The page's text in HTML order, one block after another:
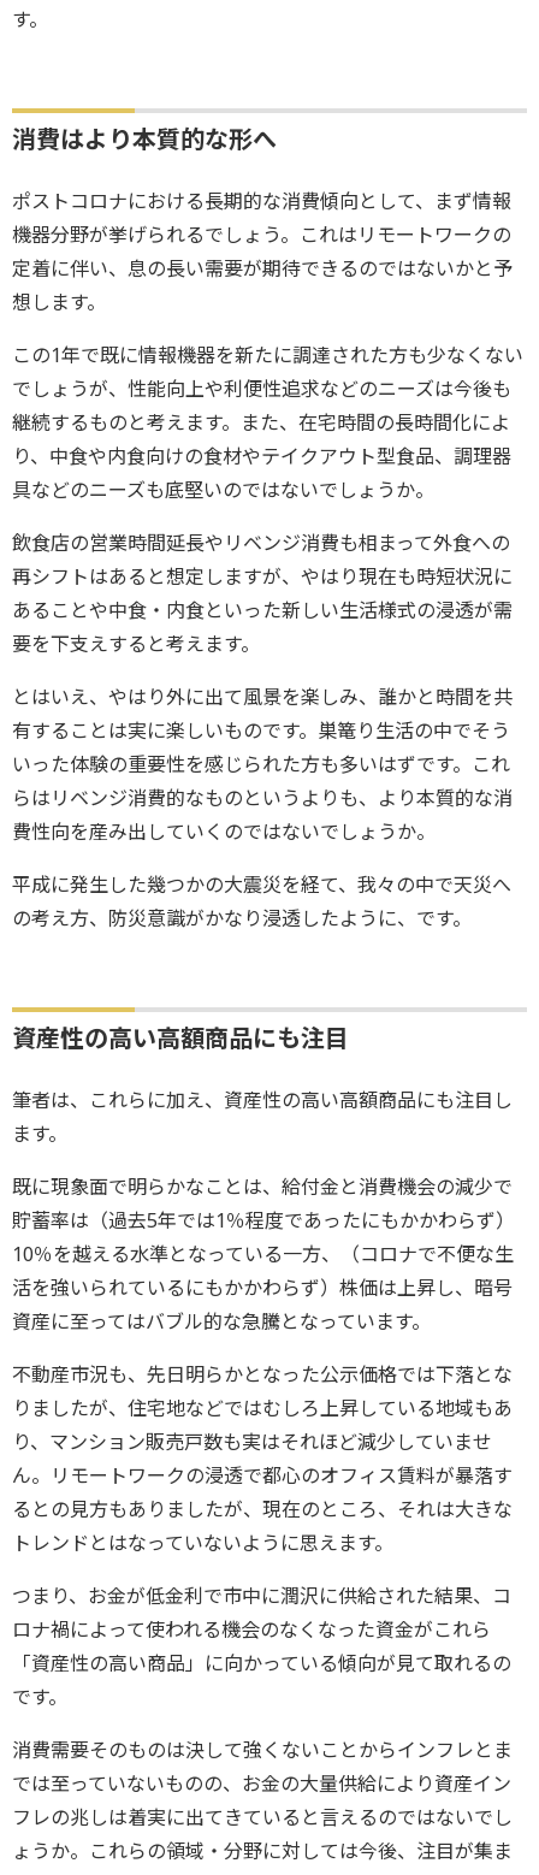
す。
消費はより本質的な形へ
ポストコロナにおける長期的な消費傾向として、まず情報
機器分野が挙げられるでしょう。これはリモートワークの
定着に伴い、息の長い需要が期待できるのではないかと予
想します。
この1年で既に情報機器を新たに調達された方も少なくない
でしょうが、性能向上や利便性追求などのニーズは今後も
継続するものと考えます。また、在宅時間の長時間化によ
り、中食や内食向けの食材やテイクアウト型食品、調理器
具などのニーズも底堅いのではないでしょうか。
飲食店の営業時間延長やリベンジ消費も相まって外食への
再シフトはあると想定しますが、やはり現在も時短状況に
あることや中食・内食といった新しい生活様式の浸透が需
要を下支えすると考えます。
とはいえ、やはり外に出て風景を楽しみ、誰かと時間を共
有することは実に楽しいものです。巣篭り生活の中でそう
いった体験の重要性を感じられた方も多いはずです。これ
らはリベンジ消費的なものというよりも、より本質的な消
費性向を産み出していくのではないでしょうか。
平成に発生した幾つかの大震災を経て、我々の中で天災へ
の考え方、防災意識がかなり浸透したように、です。
資産性の高い高額商品にも注目
筆者は、これらに加え、資産性の高い高額商品にも注目し
ます。
既に現象面で明らかなことは、給付金と消費機会の減少で
貯蓄率は（過去5年では1％程度であったにもかかわらず）
10％を越える水準となっている一方、（コロナで不便な生
活を強いられているにもかかわらず）株価は上昇し、暗号
資産に至ってはバブル的な急騰となっています。
不動産市況も、先日明らかとなった公示価格では下落とな
りましたが、住宅地などではむしろ上昇している地域もあ
り、マンション販売戸数も実はそれほど減少していませ
ん。リモートワークの浸透で都心のオフィス賃料が暴落す
るとの見方もありましたが、現在のところ、それは大きな
トレンドとはなっていないように思えます。
つまり、お金が低金利で市中に潤沢に供給された結果、コ
ロナ禍によって使われる機会のなくなった資金がこれら
「資産性の高い商品」に向かっている傾向が見て取れるの
です。
消費需要そのものは決して強くないことからインフレとま
では至っていないものの、お金の大量供給により資産イン
フレの兆しは着実に出てきていると言えるのではないでし
ょうか。これらの領域・分野に対しては今後、注目が集ま